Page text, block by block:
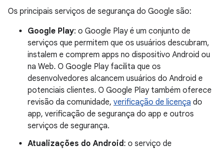
Os principais serviços de segurança do Google são:
Google Play: o Google Play é um conjunto de
serviços que permitem que os usuários descubram,
instalem e comprem apps no dispositivo Android ou
na Web. O Google Play facilita que os
desenvolvedores alcancem usuários do Android e
potenciais clientes. O Google Play também oferece
revisão da comunidade, verificação de licença do
app, verificação de segurança do app e outros
serviços de segurança.
Atualizações do Android : o serviço de